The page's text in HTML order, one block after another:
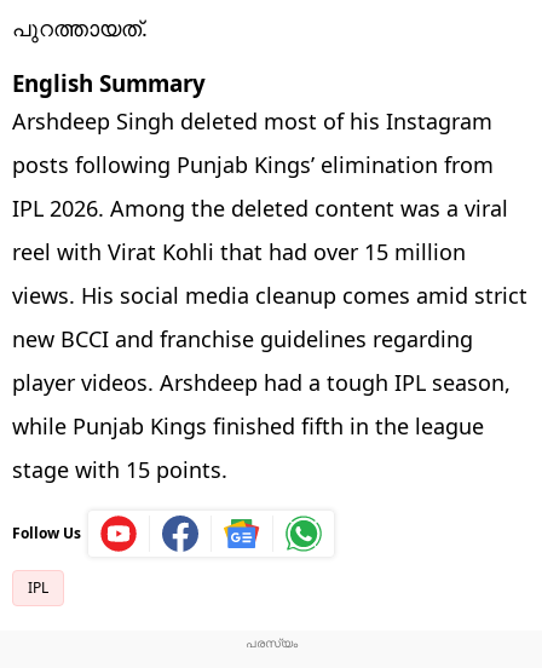
പുറത്തായത്.
English Summary
Arshdeep Singh deleted most of his Instagram
posts following Punjab Kings’ elimination from
IPL 2026. Among the deleted content was a viral
reel with Virat Kohli that had over 15 million
views. His social media cleanup comes amid strict
new BCCI and franchise guidelines regarding
player videos. Arshdeep had a tough IPL season,
while Punjab Kings finished fifth in the league
stage with 15 points.
Follow Us
IPL